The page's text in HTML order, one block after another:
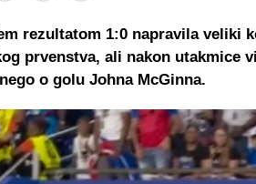
rezultatom 1:0 napravila veliki
prvenstva, ali nakon utakmice
o golu Johna McGinna.